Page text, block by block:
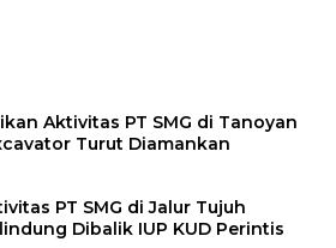
Aktivitas PT SMG di Tanoyan
Turut Diamankan
PT SMG di Jalur Tujuh
Dibalik IUP KUD Perintis